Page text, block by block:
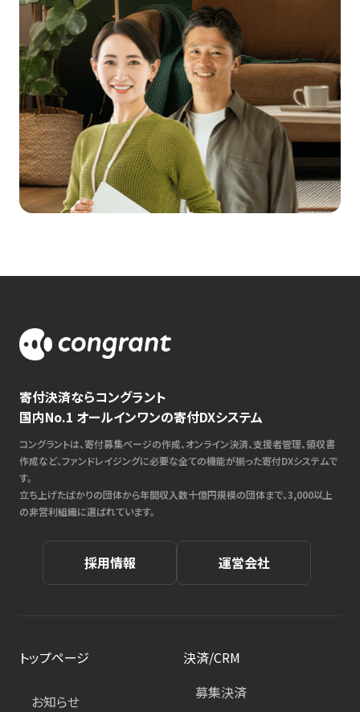
寄付決済ならコングラント
国内No.1 オールインワンの寄付DXシステム
コングラントは、寄付募集ページの作成、オンライン決済、支援者管理、領収書
作成など、ファンドレイジングに必要な全ての機能が揃った寄付DXシステムで
す。
立ち上げたばかりの団体から年間収入数十億円規模の団体まで、3,000以上
の非営利組織に選ばれています。
採用情報 運営会社
トップページ
お知らせ
決済/CRM
募集決済